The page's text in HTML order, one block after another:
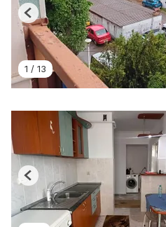
1 / 13
Previous
Previous